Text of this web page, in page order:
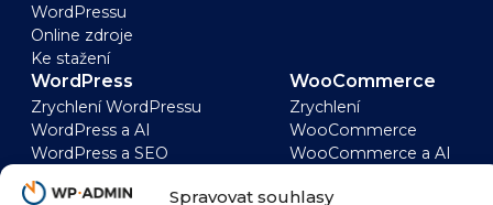
Spravovat souhlasy
WordPressu
Online zdroje
Ke stažení
WordPress
Zrychlení WordPressu
WordPress a AI
WordPress a SEO
WordPress
bezpečnost
WooCommerce
Zrychlení
WooCommerce
WooCommerce a AI
SEO